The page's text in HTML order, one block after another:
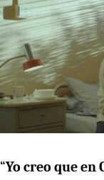
“Yo creo que